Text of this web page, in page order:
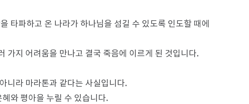
타파하고 온 나라가 하나님을 섬길 수 있도록 인도할 때에
가지 어려움을 만나고 결국 죽음에 이르게 된 것입니다.
니라 마라톤과 같다는 사실입니다.
와 평아을 누릴 수 있습니다.